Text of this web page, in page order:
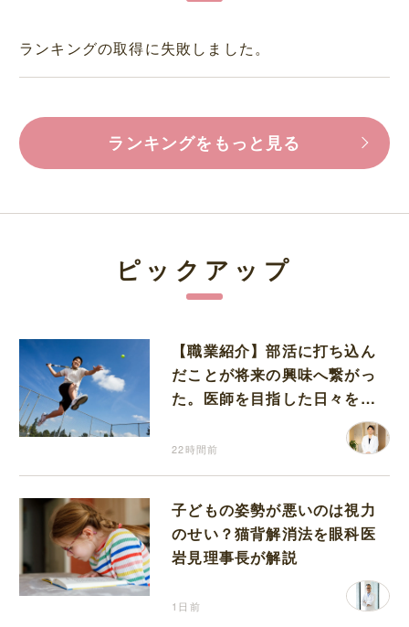
ランキングの取得に失敗しました。
ランキングをもっと見る
ピックアップ
【職業紹介】部活に打ち込ん
だことが将来の興味へ繋がっ
た。医師を目指した日々を振
22時間前
子どもの姿勢が悪いのは視力
のせい？猫背解消法を眼科医
岩見理事長が解説
1日前